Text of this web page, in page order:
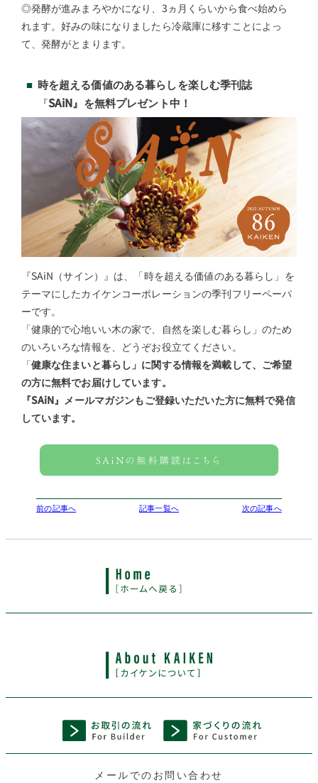
◎発酵が進みまろやかになり、3ヵ月くらいから食べ始めら
れます。好みの味になりましたら冷蔵庫に移すことによっ
て、発酵がとまります。
時を超える価値のある暮らしを楽しむ季刊誌
『SAiN』を無料プレゼント中！
『SAiN（サイン）』は、「時を超える価値のある暮らし」を
テーマにしたカイケンコーポレーションの季刊フリーペーパ
ーです。
「健康的で心地いい木の家で、自然を楽しむ暮らし」のため
のいろいろな情報を、どうぞお役立てください。
「健康な住まいと暮らし」に関する情報を満載して、ご希望
の方に無料でお届けしています。
『SAiN』メールマガジンもご登録いただいた方に無料で発信
しています。
前の記事へ 記事一覧へ 次の記事へ
メールでのお問い合わせ